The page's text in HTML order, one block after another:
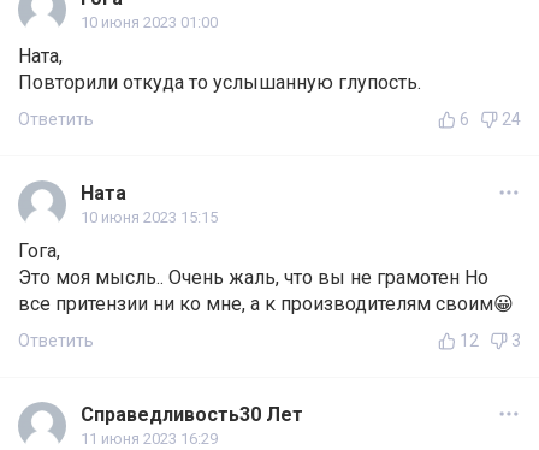
10 июня 2023 01:00
Ната,
Повторили откуда то услышанную глупость.
Ответить 6 24
Ната
10 июня 2023 15:15
Гога,
Это моя мысль.. Очень жаль, что вы не грамотен Но
все притензии ни ко мне, а к производителям своим😀
Ответить 12 3
Справедливость30 Лет
11 июня 2023 16:29